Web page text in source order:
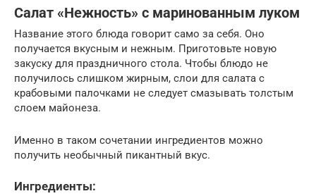
Салат «Нежность» с маринованным луком
Название этого блюда говорит само за себя. Оно
получается вкусным и нежным. Приготовьте новую
закуску для праздничного стола. Чтобы блюдо не
получилось слишком жирным, слои для салата с
крабовыми палочками не следует смазывать толстым
слоем майонеза.
Именно в таком сочетании ингредиентов можно
получить необычный пикантный вкус.
Ингредиенты: